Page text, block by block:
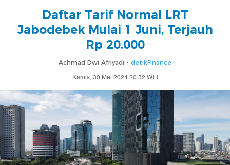
Daftar Tarif Normal LRT
Jabodebek Mulai 1 Juni, Terjauh
Rp 20.000
Achmad Dwi Afriyadi - detikFinance
Kamis, 30 Mei 2024 20:32 WIB